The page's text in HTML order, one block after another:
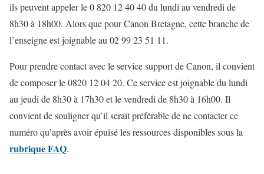
ils peuvent appeler le 0 820 12 40 40 du lundi au vendredi de
8h30 à 18h00. Alors que pour Canon Bretagne, cette branche de
l’enseigne est joignable au 02 99 23 51 11.
Pour prendre contact avec le service support de Canon, il convient
de composer le 0820 12 04 20. Ce service est joignable du lundi
au jeudi de 8h30 à 17h30 et le vendredi de 8h30 à 16h00. Il
convient de souligner qu’il serait préférable de ne contacter ce
numéro qu’après avoir épuisé les ressources disponibles sous la
rubrique FAQ.